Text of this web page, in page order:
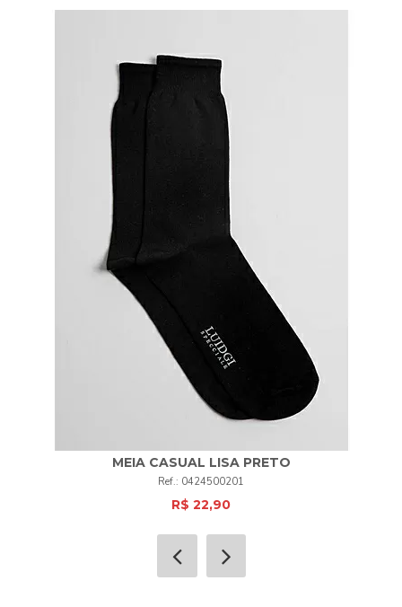
MEIA CASUAL LISA PRETO
0424500201
R$ 22,90